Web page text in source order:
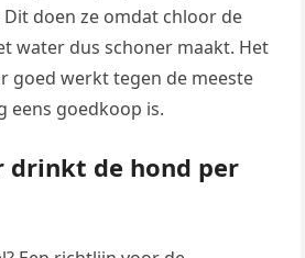
doen ze omdat chloor de
water dus schoner maakt. Het
goed werkt tegen de meeste
eens goedkoop is.
drinkt de hond per